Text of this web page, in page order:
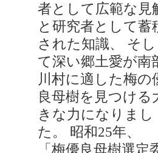
者として広範な見
と研究者として蓄
された知識、 そし
て深い郷土愛が南
川村に適した梅の
良母樹を見つける
きな力になりまし
た。 昭和25年、
「梅優良母樹選定